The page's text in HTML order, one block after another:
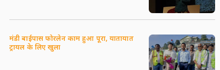
मंडी बाईपास फोरलेन काम हुआ पूरा, यातायात
ट्रायल के लिए खुला